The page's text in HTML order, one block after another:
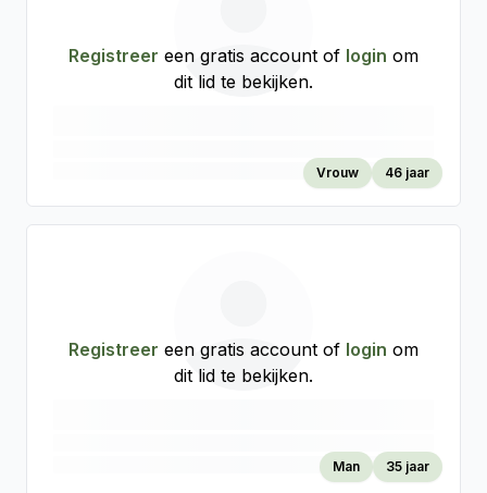
Vrouw 46 jaar
Registreer een gratis account of login om
dit lid te bekijken.
Man 35 jaar
Registreer een gratis account of login om
dit lid te bekijken.